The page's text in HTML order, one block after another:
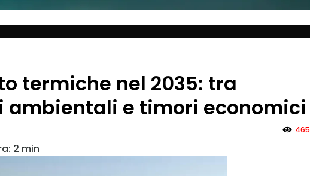
termiche nel 2035: tra
ambientali e timori economici
465